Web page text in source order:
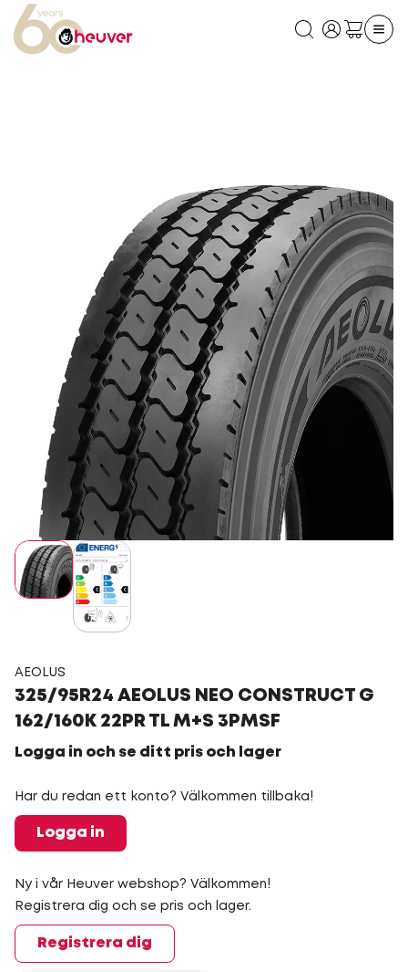
AEOLUS
325/95R24 AEOLUS NEO CONSTRUCT G
162/160K 22PR TL M+S 3PMSF
Logga in och se ditt pris och lager
Har du redan ett konto? Välkommen tillbaka!
Logga in
Ny i vår Heuver webshop? Välkommen!
Registrera dig och se pris och lager.
Registrera dig